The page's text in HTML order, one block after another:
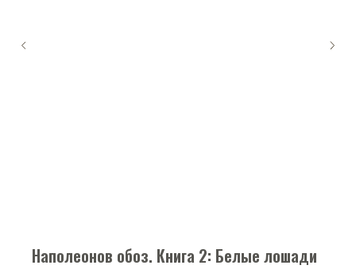
Наполеонов обоз. Книга 2: Белые лошади